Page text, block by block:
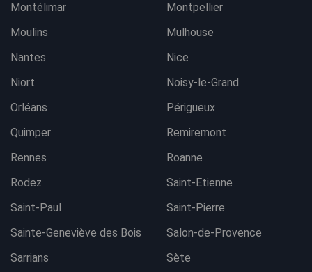
Montélimar
Montpellier
Moulins
Mulhouse
Nantes
Nice
Niort
Noisy-le-Grand
Orléans
Périgueux
Quimper
Remiremont
Rennes
Roanne
Rodez
Saint-Etienne
Saint-Paul
Saint-Pierre
Sainte-Geneviève des Bois
Salon-de-Provence
Sarrians
Sète